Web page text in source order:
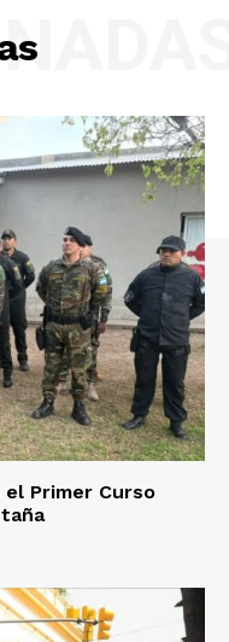
el Primer Curso